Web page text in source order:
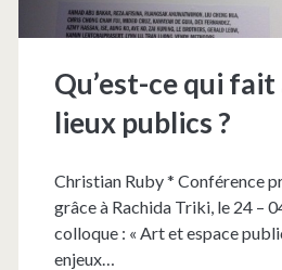
jours ?
Culture,
Qu’est-ce qui
lieux publics ?
Christian Ruby * Conférence
grâce à Rachida Triki, le 24 –
colloque : « Art et espace
enjeux…